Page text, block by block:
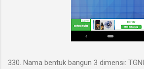
330. Nama bentuk bangun 3 dimensi: